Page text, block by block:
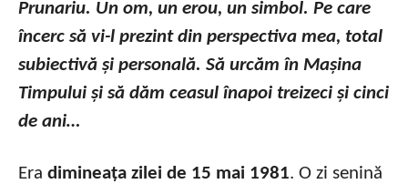
Prunariu. Un om, un erou, un simbol. Pe care
încerc să vi-l prezint din perspectiva mea, total
subiectivă și personală. Să urcăm în Mașina
Timpului și să dăm ceasul înapoi treizeci și cinci
de ani…
Era dimineața zilei de 15 mai 1981. O zi senină